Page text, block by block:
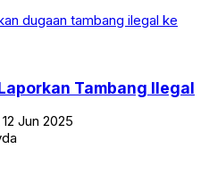
Tambang Ilegal
Jun 2025